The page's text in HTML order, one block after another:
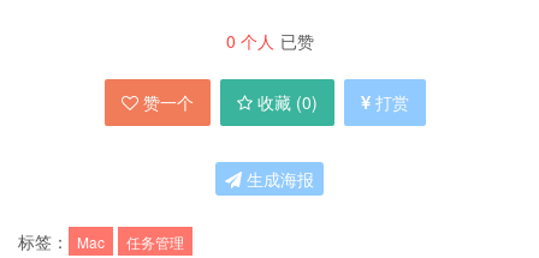
0 个人 已赞
赞一个 收藏 (0) 打赏
生成海报
标签： Mac 任务管理